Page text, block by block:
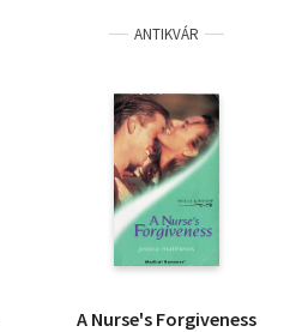
ANTIKVÁR
A Nurse's Forgiveness